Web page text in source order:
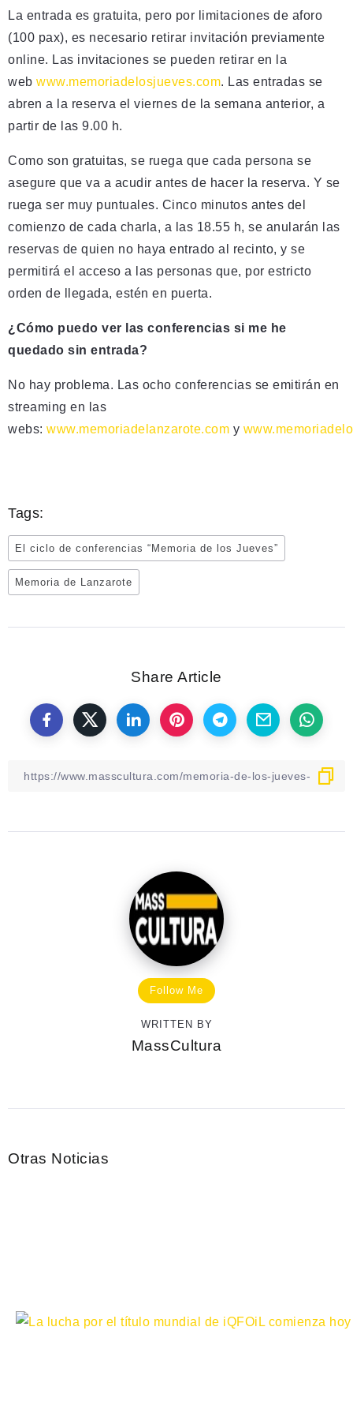
La entrada es gratuita, pero por limitaciones de aforo
(100 pax), es necesario retirar invitación previamente
online. Las invitaciones se pueden retirar en la
web www.memoriadelosjueves.com. Las entradas se
abren a la reserva el viernes de la semana anterior, a
partir de las 9.00 h.
Como son gratuitas, se ruega que cada persona se
asegure que va a acudir antes de hacer la reserva. Y se
ruega ser muy puntuales. Cinco minutos antes del
comienzo de cada charla, a las 18.55 h, se anularán las
reservas de quien no haya entrado al recinto, y se
permitirá el acceso a las personas que, por estricto
orden de llegada, estén en puerta.
¿Cómo puedo ver las conferencias si me he
quedado sin entrada?
No hay problema. Las ocho conferencias se emitirán en
streaming en las
webs: www.memoriadelanzarote.com y
Tags:
El ciclo de conferencias “Memoria de los Jueves”
Memoria de Lanzarote
Share Article
Follow Me
WRITTEN BY
MassCultura
Otras Noticias